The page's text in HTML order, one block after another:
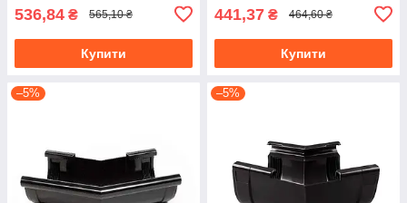
536,84 ₴ 565,10 ₴
Купити
441,37 ₴ 464,60 ₴
Купити
–5% –5%